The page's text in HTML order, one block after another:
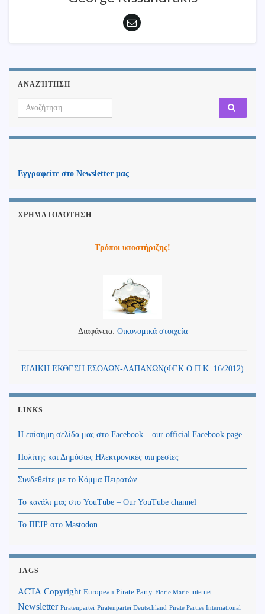
ΑΝΑΖΉΤΗΣΗ
Search for:
Εγγραφείτε στο Newsletter μας
ΧΡΗΜΑΤΟΔΌΤΗΣΗ
Τρόποι υποστήριξης!
Διαφάνεια: Οικονομικά στοιχεία
ΕΙΔΙΚΗ ΕΚΘΕΣΗ ΕΣΟΔΩΝ-ΔΑΠΑΝΩΝ(ΦΕΚ Ο.Π.Κ. 16/2012)
LINKS
Η επίσημη σελίδα μας στο Facebook – our official Facebook page
Πολίτης και Δημόσιες Ηλεκτρονικές υπηρεσίες
Συνδεθείτε με το Κόμμα Πειρατών
Το κανάλι μας στο YouTube – Our YouTube channel
Το ΠΕΙΡ στο Mastodon
TAGS
ACTA Copyright European Pirate Party Florie Marie internet
Newsletter Piratenpartei Piratenpartei Deutschland Pirate Parties International